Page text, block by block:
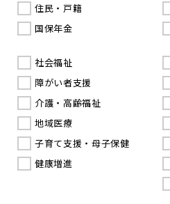
住民・戸籍
国保年金
社会福祉
障がい者支援
介護・高齢福祉
地域医療
子育て支援・母子保健
健康増進